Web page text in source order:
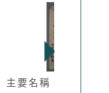
主要名稱：無題名：